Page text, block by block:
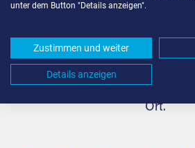
Osnabrück,
Den passenden Lagerraum
Ort.
unter dem Button "Details anzeigen".
Zustimmen und weiter
Details anzeigen